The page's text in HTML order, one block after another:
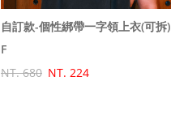
自訂款-個性綁帶一字領上衣(可拆)
F
NT. 680 NT. 224